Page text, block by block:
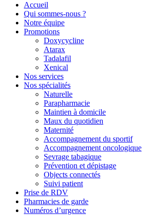
Accueil
Qui sommes-nous ?
Notre équipe
Promotions
Doxycycline
Atarax
Tadalafil
Xenical
Nos services
Nos spécialités
Naturelle
Parapharmacie
Maintien à domicile
Maux du quotidien
Maternité
Accompagnement du sportif
Accompagnement oncologique
Sevrage tabagique
Prévention et dépistage
Objects connectés
Suivi patient
Prise de RDV
Pharmacies de garde
Numéros d’urgence